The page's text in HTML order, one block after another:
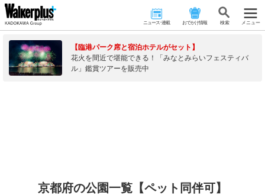
ニュース･連載 おでかけ情報 検 索 メニュー
【臨港パーク席と宿泊ホテルがセット】
花火を間近で堪能できる！「みなとみらいフェスティバ
ル」鑑賞ツアーを販売中
京都府の公園一覧【ペット同伴可】